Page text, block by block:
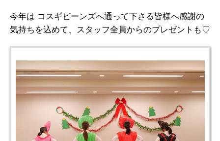
今年は コスギビーンズへ通って下さる皆様へ感謝の
気持ちを込めて、スタッフ全員からのプレゼントも♡